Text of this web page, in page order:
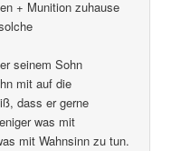
+ Munition zuhause
seinem Sohn
mit auf die
dass er gerne
was mit
mit Wahnsinn zu tun.